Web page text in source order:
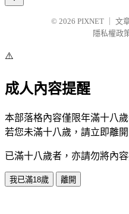
© 2026 PIXNET
文
隱私權政
⚠️
成人內容提醒
本部落格內容僅限年滿十八歲
若您未滿十八歲，請立即離開
已滿十八歲者，亦請勿將內
我已滿18歲 離開